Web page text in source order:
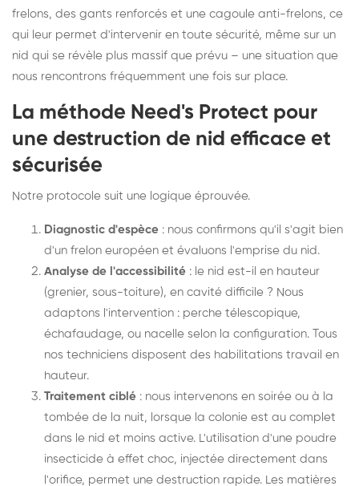
frelons, des gants renforcés et une cagoule anti-frelons, ce
qui leur permet d'intervenir en toute sécurité, même sur un
nid qui se révèle plus massif que prévu – une situation que
nous rencontrons fréquemment une fois sur place.
La méthode Need's Protect pour
une destruction de nid efficace et
sécurisée
Notre protocole suit une logique éprouvée.
Diagnostic d'espèce : nous confirmons qu'il s'agit bien
d'un frelon européen et évaluons l'emprise du nid.
Analyse de l'accessibilité : le nid est-il en hauteur
(grenier, sous-toiture), en cavité difficile ? Nous
adaptons l'intervention : perche télescopique,
échafaudage, ou nacelle selon la configuration. Tous
nos techniciens disposent des habilitations travail en
hauteur.
Traitement ciblé : nous intervenons en soirée ou à la
tombée de la nuit, lorsque la colonie est au complet
dans le nid et moins active. L'utilisation d'une poudre
insecticide à effet choc, injectée directement dans
l'orifice, permet une destruction rapide. Les matières